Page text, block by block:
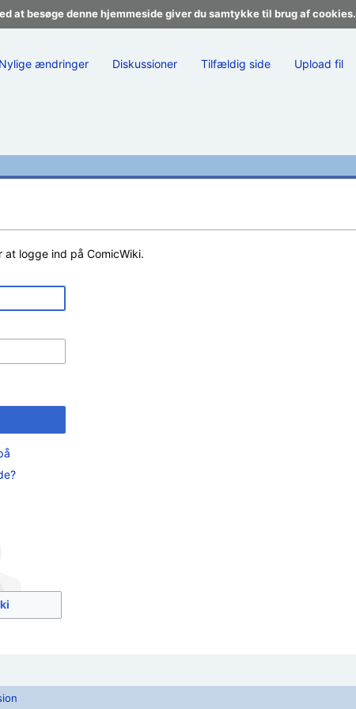
at besøge denne hjemmeside giver du samtykke til brug af cookies.
Nylige ændringer Diskussioner Tilfældig side Upload fil
at logge ind på ComicWiki.